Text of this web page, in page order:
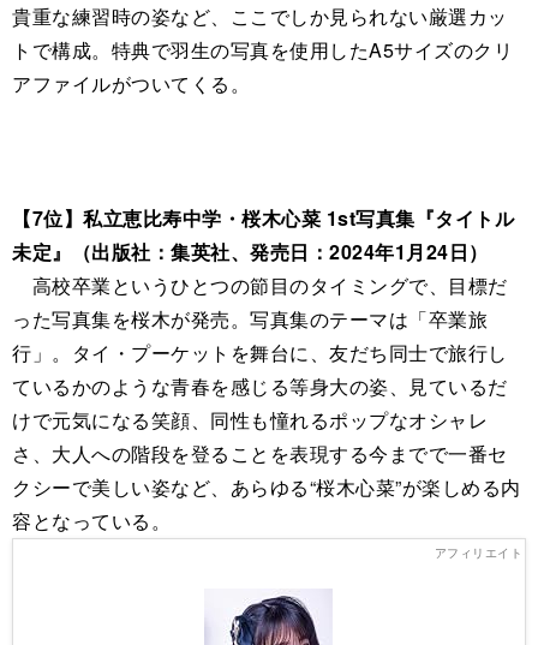
貴重な練習時の姿など、ここでしか見られない厳選カッ
トで構成。特典で羽生の写真を使用したA5サイズのクリ
アファイルがついてくる。
【7位】私立恵比寿中学・桜木心菜 1st写真集『タイトル
未定』（出版社：集英社、発売日：2024年1月24日）
高校卒業というひとつの節目のタイミングで、目標だ
った写真集を桜木が発売。写真集のテーマは「卒業旅
行」。タイ・プーケットを舞台に、友だち同士で旅行し
ているかのような青春を感じる等身大の姿、見ているだ
けで元気になる笑顔、同性も憧れるポップなオシャレ
さ、大人への階段を登ることを表現する今までで一番セ
クシーで美しい姿など、あらゆる“桜木心菜”が楽しめる内
容となっている。